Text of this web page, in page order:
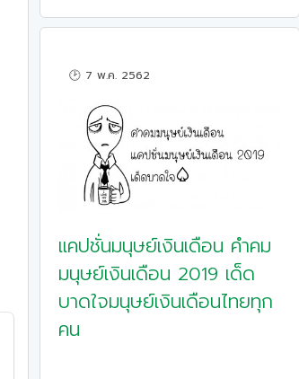
🕑 7 พ.ค. 2562
แคปชั่นมนุษย์เงินเดือน คำคม
มนุษย์เงินเดือน 2019 เด็ด
บาดใจมนุษย์เงินเดือนไทยทุก
คน